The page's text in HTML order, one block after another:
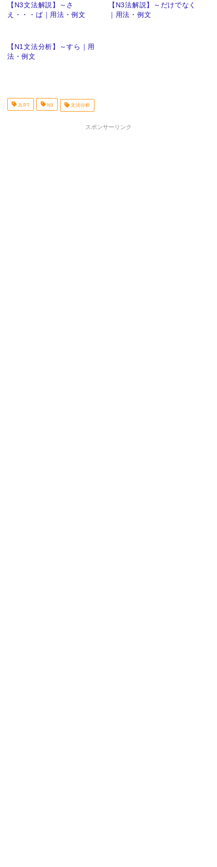
【N3文法解説】～さ
え・・・ば｜用法・例文
【N3法解説】～だけでなく
｜用法・例文
【N1文法分析】～すら｜用
法・例文
JLPT N3 文法分析
スポンサーリンク